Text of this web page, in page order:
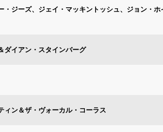
ジーズ、ジェイ・マッキントッシュ、ジョン・ホ
ダイアン・スタインバーグ
ィン＆ザ・ヴォーカル・コーラス